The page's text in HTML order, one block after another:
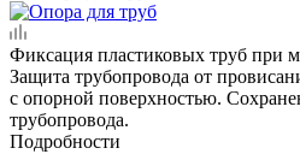
Фиксация пластиковых труб при
Защита трубопровода от
с опорной поверхностью.
трубопровода.
Подробности